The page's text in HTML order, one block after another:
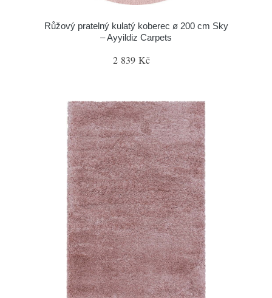
Růžový pratelný kulatý koberec ø 200 cm Sky
– Ayyildiz Carpets
2 839 Kč